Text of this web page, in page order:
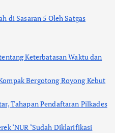
di Sasaran 5 Oleh Satgas
Keterbatasan Waktu dan
Bergotong Royong Kebut
Tahapan Pendaftaran Pilkades
‘NUR ‘Sudah Diklarifikasi